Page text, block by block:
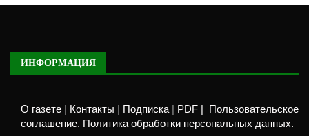
ИНФОРМАЦИЯ
О газете Контакты Подписка PDF |
Пользовательское
соглашение. Политика обработки персональных данных.